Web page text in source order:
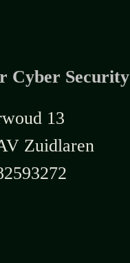
Cyber Security
13
Zuidlaren